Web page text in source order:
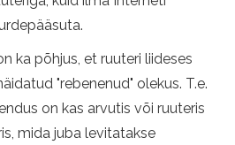
ka põhjus, et ruuteri liideses
"rebenenud" olekus. T.e.
on kas arvutis või ruuteris
mida juba levitatakse